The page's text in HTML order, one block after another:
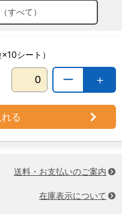
てください。
ください。
すべて）
シート）
＋
ー
る
送料・お支払いのご案内
在庫表示について